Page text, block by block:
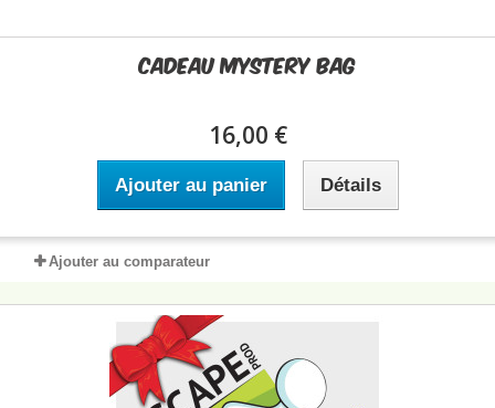
Cadeau Mystery Bag
16,00 €
Ajouter au panier Détails
Ajouter au comparateur